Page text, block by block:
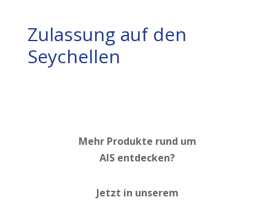
Zulassung auf den
Seychellen
Mehr Produkte rund um
AIS entdecken?
Jetzt in unserem